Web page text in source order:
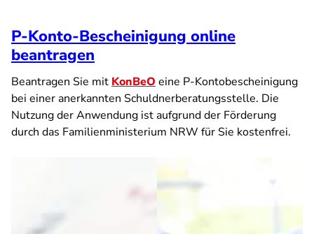
P-Konto-Bescheinigung online
beantragen
Beantragen Sie mit KonBeO eine P-Kontobescheinigung
bei einer anerkannten Schuldnerberatungsstelle. Die
Nutzung der Anwendung ist aufgrund der Förderung
durch das Familienministerium NRW für Sie kostenfrei.